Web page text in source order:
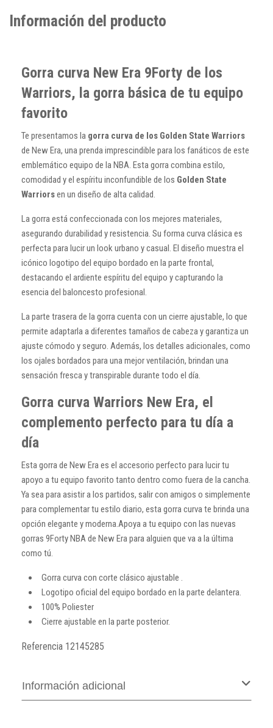
Información del producto
Gorra curva New Era 9Forty de los
Warriors, la gorra básica de tu equipo
favorito
Te presentamos la gorra curva de los Golden State Warriors
de New Era, una prenda imprescindible para los fanáticos de este
emblemático equipo de la NBA. Esta gorra combina estilo,
comodidad y el espíritu inconfundible de los Golden State
Warriorsen un diseño de alta calidad.
La gorra está confeccionada con los mejores materiales,
asegurando durabilidad y resistencia. Su forma curva clásica es
perfecta para lucir un look urbano y casual. El diseño muestra el
icónico logotipo del equipo bordado en la parte frontal,
destacando el ardiente espíritu del equipo y capturando la
esencia del baloncesto profesional.
La parte trasera de la gorra cuenta con un cierre ajustable, lo que
permite adaptarla a diferentes tamaños de cabeza y garantiza un
ajuste cómodo y seguro. Además, los detalles adicionales, como
los ojales bordados para una mejor ventilación, brindan una
sensación fresca y transpirable durante todo el día.
Gorra curva Warriors New Era, el
complemento perfecto para tu día a
día
Esta gorra de New Era es el accesorio perfecto para lucir tu
apoyo a tu equipo favorito tanto dentro como fuera de la cancha.
Ya sea para asistir a los partidos, salir con amigos o simplemente
para complementar tu estilo diario, esta gorra curva te brinda una
opción elegante y moderna.Apoya a tu equipo con las nuevas
gorras 9Forty NBA de New Era para alguien que va a la última
como tú.
Gorra curva con corte clásico ajustable .
Logotipo oficial del equipo bordado en la parte delantera.
100% Poliester
Cierre ajustable en la parte posterior.
Referencia 12145285
Información adicional